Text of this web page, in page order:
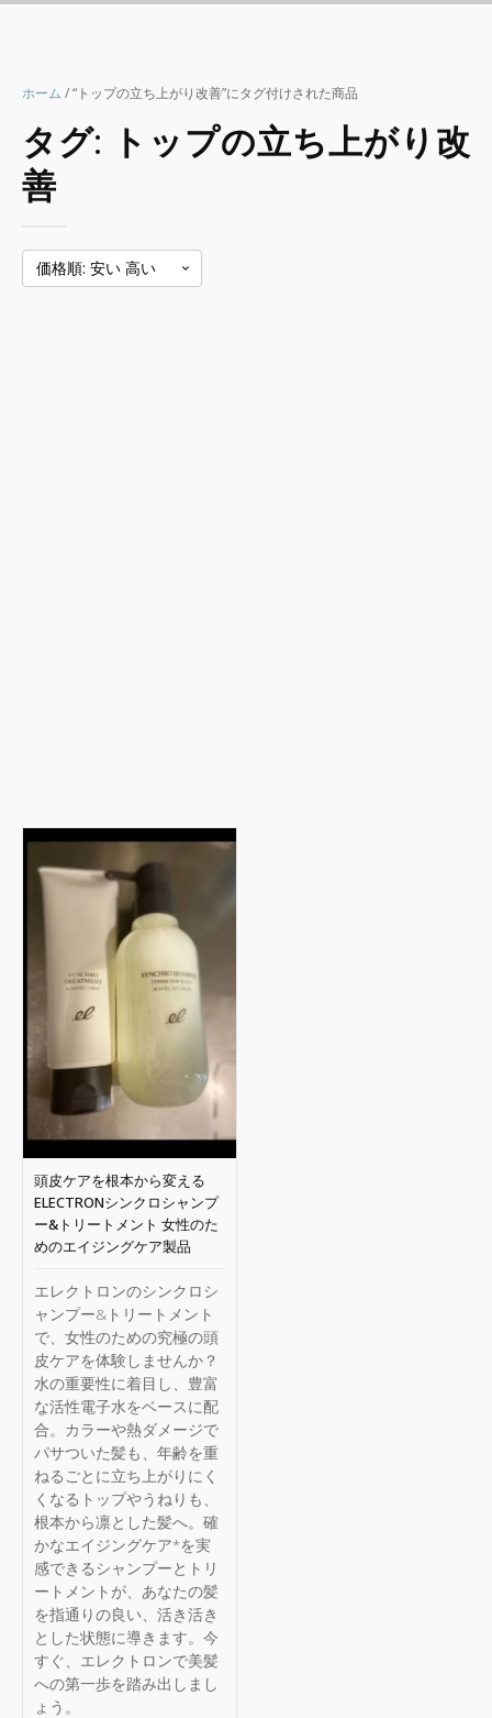
ホーム / “トップの立ち上がり改善”にタグ付けされた商品
タグ:
トップの立ち上がり改
善
頭皮ケアを根本から変える
ELECTRONシンクロシャンプ
ー&トリートメント 女性のた
めのエイジングケア製品
エレクトロンのシンクロシ
ャンプー&トリートメント
で、女性のための究極の頭
皮ケアを体験しませんか？
水の重要性に着目し、豊富
な活性電子水をベースに配
合。カラーや熱ダメージで
パサついた髪も、年齢を重
ねるごとに立ち上がりにく
くなるトップやうねりも、
根本から凛とした髪へ。確
かなエイジングケア*を実
感できるシャンプーとトリ
ートメントが、あなたの髪
を指通りの良い、活き活き
とした状態に導きます。今
すぐ、エレクトロンで美髪
への第一歩を踏み出しまし
ょう。